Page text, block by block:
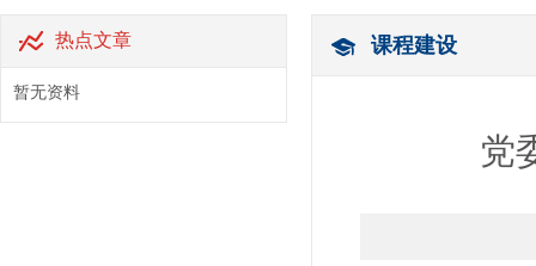
热点文章
暂无资料
课程建设
党